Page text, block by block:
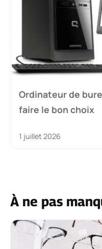
Ordinateur de
faire le bon choix
1 juillet 2026
À ne pas